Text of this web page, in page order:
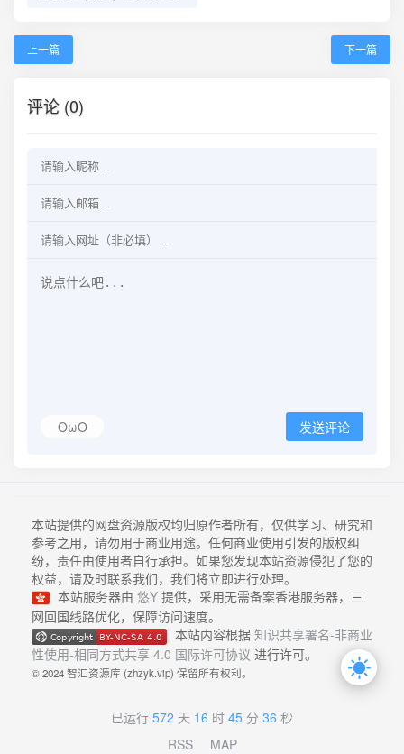
上一篇 下一篇
评论 (0)
OωO 发送评论
本站提供的网盘资源版权均归原作者所有，仅供学习、研究和
参考之用，请勿用于商业用途。任何商业使用引发的版权纠
纷，责任由使用者自行承担。如果您发现本站资源侵犯了您的
权益，请及时联系我们，我们将立即进行处理。
本站服务器由 悠Y 提供，采用无需备案香港服务器，三
网回国线路优化，保障访问速度。
本站内容根据 知识共享署名-非商业
性使用-相同方式共享 4.0 国际许可协议 进行许可。
© 2024 智汇资源库 (zhzyk.vip) 保留所有权利。
已运行 572 天 16 时 45 分 36 秒
RSS
MAP